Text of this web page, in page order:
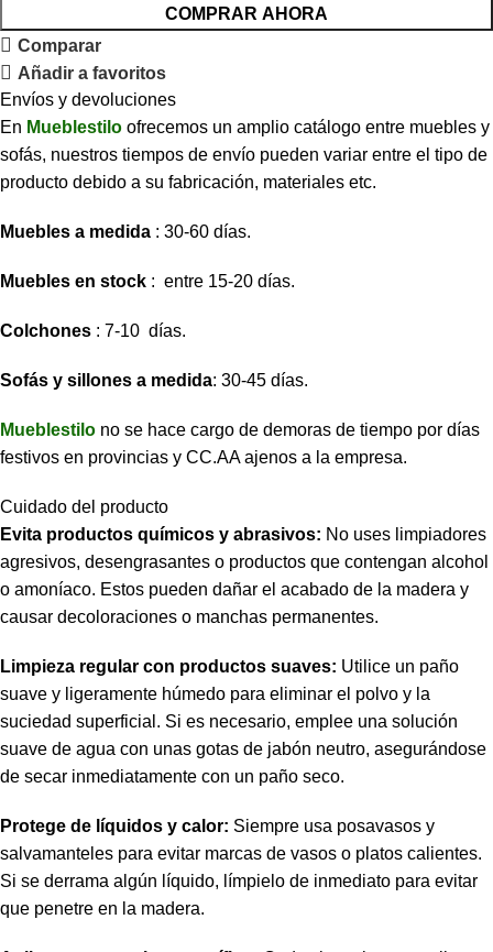
COMPRAR AHORA
Comparar
Añadir a favoritos
Envíos y devoluciones
En Mueblestilo ofrecemos un amplio catálogo entre muebles y
sofás, nuestros tiempos de envío pueden variar entre el tipo de
producto debido a su fabricación, materiales etc.
Muebles a medida : 30-60 días.
Muebles en stock : entre 15-20 días.
Colchones : 7-10 días.
Sofás y sillones a medida: 30-45 días.
Mueblestilo no se hace cargo de demoras de tiempo por días
festivos en provincias y CC.AA ajenos a la empresa.
Cuidado del producto
Evita productos químicos y abrasivos: No uses limpiadores
agresivos, desengrasantes o productos que contengan alcohol
o amoníaco. Estos pueden dañar el acabado de la madera y
causar decoloraciones o manchas permanentes.
Limpieza regular con productos suaves: Utilice un paño
suave y ligeramente húmedo para eliminar el polvo y la
suciedad superficial. Si es necesario, emplee una solución
suave de agua con unas gotas de jabón neutro, asegurándose
de secar inmediatamente con un paño seco.
Protege de líquidos y calor: Siempre usa posavasos y
salvamanteles para evitar marcas de vasos o platos calientes.
Si se derrama algún líquido, límpielo de inmediato para evitar
que penetre en la madera.